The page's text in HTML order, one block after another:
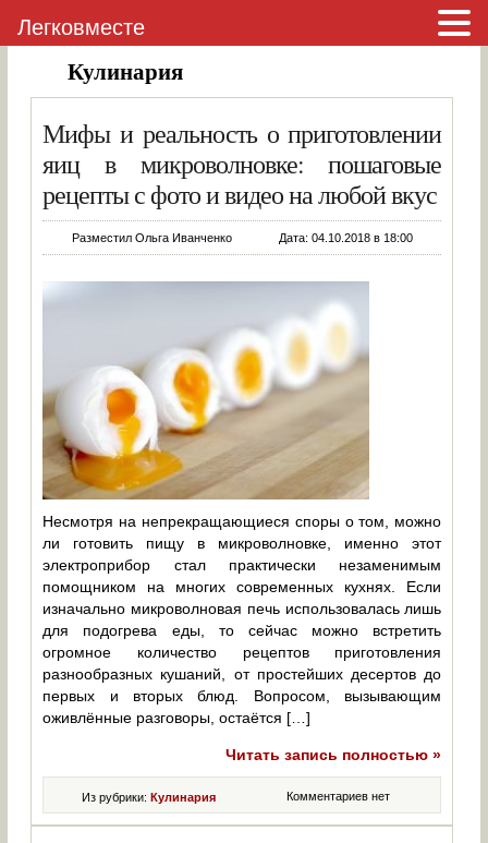
Кулинария
Мифы и реальность о приготовлении
яиц в микроволновке: пошаговые
рецепты с фото и видео на любой вкус
Разместил Ольга Иванченко Дата: 04.10.2018 в 18:00
Несмотря на непрекращающиеся споры о том, можно
ли готовить пищу в микроволновке, именно этот
электроприбор стал практически незаменимым
помощником на многих современных кухнях. Если
изначально микроволновая печь использовалась лишь
для подогрева еды, то сейчас можно встретить
огромное количество рецептов приготовления
разнообразных кушаний, от простейших десертов до
первых и вторых блюд. Вопросом, вызывающим
оживлённые разговоры, остаётся […]
Читать запись полностью »
Комментариев нет
Из рубрики:Кулинария
Легковместе